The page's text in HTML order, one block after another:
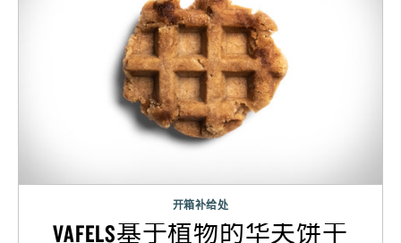
开箱补给处
VAFELS基于植物的华夫饼干